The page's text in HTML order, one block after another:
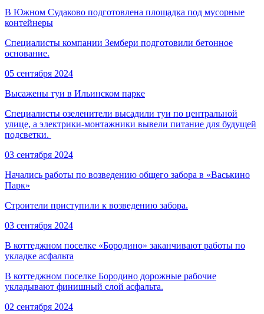
В Южном Судаково подготовлена площадка под мусорные
контейнеры
Специалисты компании Зембери подготовили бетонное
основание.
05 сентября 2024
Высажены туи в Ильинском парке
Специалисты озеленители высадили туи по центральной
улице, а электрики-монтажники вывели питание для будущей
подсветки.
03 сентября 2024
Начались работы по возведению общего забора в «Васькино
Парк»
Строители приступили к возведению забора.
03 сентября 2024
В коттеджном поселке «Бородино» заканчивают работы по
укладке асфальта
В коттеджном поселке Бородино дорожные рабочие
укладывают финишный слой асфальта.
02 сентября 2024